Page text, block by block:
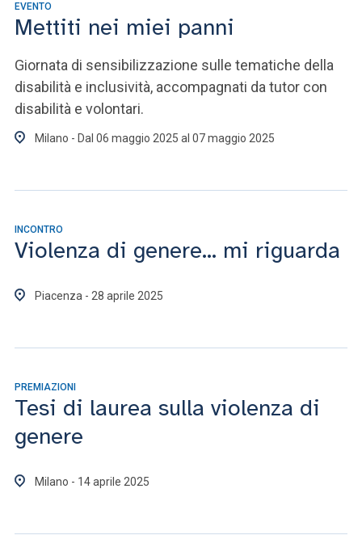
EVENTO
Mettiti nei miei panni
Giornata di sensibilizzazione sulle tematiche della
disabilità e inclusività, accompagnati da tutor con
disabilità e volontari.
Milano - Dal 06 maggio 2025 al 07 maggio 2025
INCONTRO
Violenza di genere... mi riguarda
Piacenza - 28 aprile 2025
PREMIAZIONI
Tesi di laurea sulla violenza di
genere
Milano - 14 aprile 2025